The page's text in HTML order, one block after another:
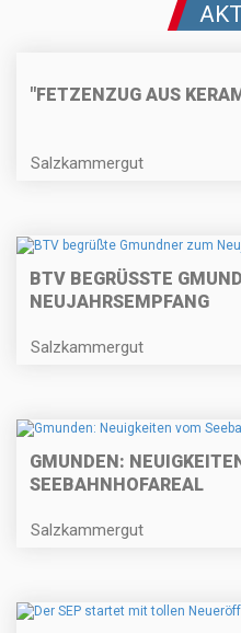
"FETZENZUG AUS
Salzkammergut
BTV BEGRÜSSTE
EUJAHRSEMPFANG
Salzkammergut
GMUNDEN:
SEEBAHNHOFAREAL
Salzkammergut